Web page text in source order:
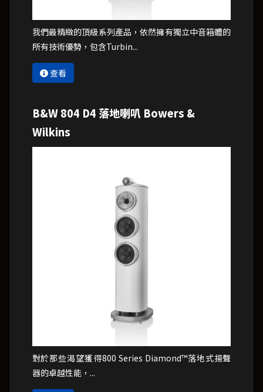
我們最精緻的頂級系列產品，依然擁有獨立中音箱體的
所有技術優勢，包含Turbin...
查看
對於那些渴望獲得800 Series Diamond™落地式揚聲
器的卓越性能，...
B&W 804 D4 落地喇叭 Bowers &
Wilkins